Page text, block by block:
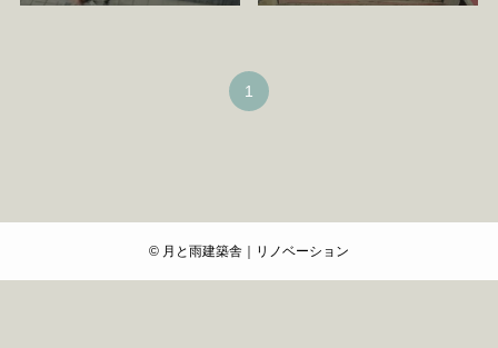
1
© 月と雨建築舎｜リノベーション